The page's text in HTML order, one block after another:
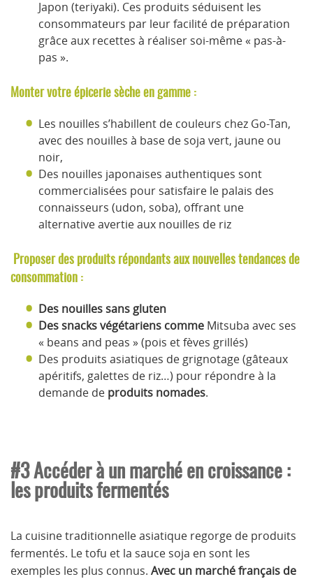
Japon (teriyaki). Ces produits séduisent les
consommateurs par leur facilité de préparation
grâce aux recettes à réaliser soi-même « pas-à-
pas ».
Monter votre épicerie sèche en gamme :
Les nouilles s’habillent de couleurs chez Go-Tan,
avec des nouilles à base de soja vert, jaune ou
noir,
Des nouilles japonaises authentiques sont
commercialisées pour satisfaire le palais des
connaisseurs (udon, soba), offrant une
alternative avertie aux nouilles de riz
Proposer des produits répondants aux nouvelles tendances de
consommation :
Des nouilles sans gluten
Des snacks végétariens comme Mitsuba avec ses
« beans and peas » (pois et fèves grillés)
Des produits asiatiques de grignotage (gâteaux
apéritifs, galettes de riz…) pour répondre à la
demande de produits nomades.
#3 Accéder à un marché en croissance :
les produits fermentés
La cuisine traditionnelle asiatique regorge de produits
fermentés. Le tofu et la sauce soja en sont les
exemples les plus connus. Avec un marché français de